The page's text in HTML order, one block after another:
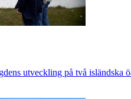
utveckling på två isländska